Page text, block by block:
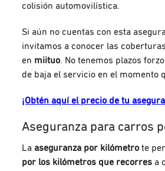
colisión automovilística.
Si aún no cuentas con esta
invitamos a conocer las
en miituo. No tenemos plazos
de baja el servicio en el momento
¡Obtén aquí el precio de tu
Aseguranza para carros
La aseguranza por kilómetrote
por los kilómetros que recorres a